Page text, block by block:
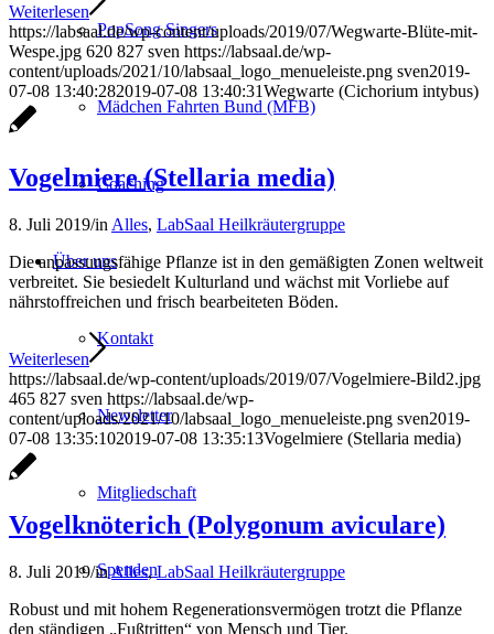
PopSong Singers
Mädchen Fahrten Bund (MFB)
Coaching
Über uns
Kontakt
Newsletter
Mitgliedschaft
Spenden
Weiterlesen
https://labsaal.de/wp-content/uploads/2019/07/Wegwarte-Blüte-mit-
Wespe.jpg 620 827 sven https://labsaal.de/wp-
content/uploads/2021/10/labsaal_logo_menueleiste.png sven2019-
07-08 13:40:282019-07-08 13:40:31Wegwarte (Cichorium intybus)
Vogelmiere (Stellaria media)
8. Juli 2019/in Alles, LabSaal Heilkräutergruppe
Die anpassungsfähige Pflanze ist in den gemäßigten Zonen weltweit
verbreitet. Sie besiedelt Kulturland und wächst mit Vorliebe auf
nährstoffreichen und frisch bearbeiteten Böden.
Weiterlesen
https://labsaal.de/wp-content/uploads/2019/07/Vogelmiere-Bild2.jpg
465 827 sven https://labsaal.de/wp-
content/uploads/2021/10/labsaal_logo_menueleiste.png sven2019-
07-08 13:35:102019-07-08 13:35:13Vogelmiere (Stellaria media)
Vogelknöterich (Polygonum aviculare)
8. Juli 2019/inAlles,LabSaal Heilkräutergruppe
Robust und mit hohem Regenerationsvermögen trotzt die Pflanze
den ständigen „Fußtritten“ von Mensch und Tier.